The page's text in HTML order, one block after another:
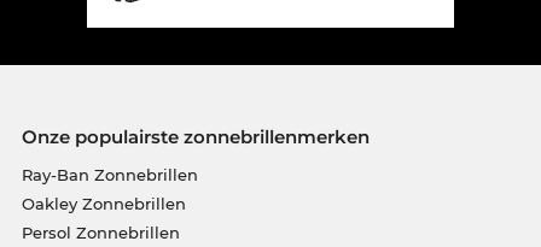
Onze populairste zonnebrillenmerken
Ray-Ban Zonnebrillen
Oakley Zonnebrillen
Persol Zonnebrillen